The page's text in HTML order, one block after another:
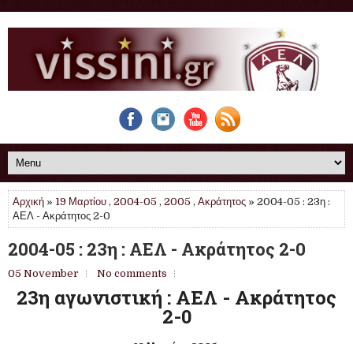
Αρχική » 19 Μαρτίου , 2004-05 , 2005 , Ακράτητος » 2004-05 : 23η :
ΑΕΛ - Ακράτητος 2-0
2004-05 : 23η : ΑΕΛ - Ακράτητος 2-0
05 November No comments
23η αγωνιστική : ΑΕΛ - Ακράτητος
2-0